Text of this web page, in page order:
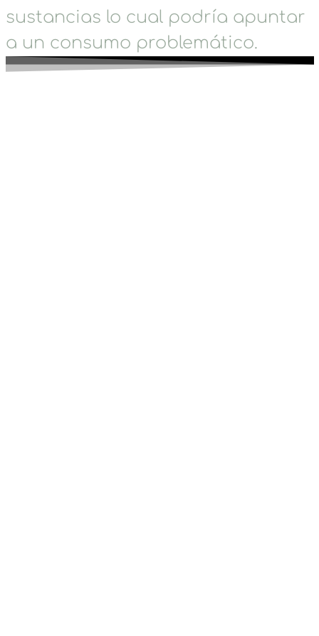
sustancias lo cual podría apuntar
a un consumo problemático.